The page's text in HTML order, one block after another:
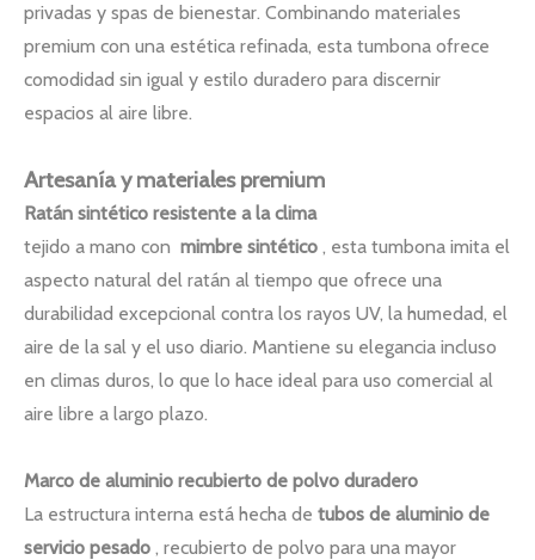
privadas y spas de bienestar. Combinando materiales
premium con una estética refinada, esta tumbona ofrece
comodidad sin igual y estilo duradero para discernir
espacios al aire libre.
Artesanía y materiales premium
Ratán sintético resistente a la clima
tejido a mano con mimbre sintético , esta tumbona imita el
aspecto natural del ratán al tiempo que ofrece una
durabilidad excepcional contra los rayos UV, la humedad, el
aire de la sal y el uso diario. Mantiene su elegancia incluso
en climas duros, lo que lo hace ideal para uso comercial al
aire libre a largo plazo.
Marco de aluminio recubierto de polvo duradero
La estructura interna está hecha de tubos de aluminio de
servicio pesado , recubierto de polvo para una mayor